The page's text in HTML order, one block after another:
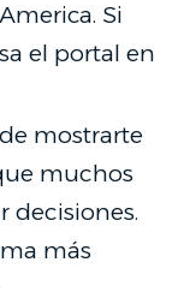
Si
el portal en
mostrarte
muchos
decisiones.
más